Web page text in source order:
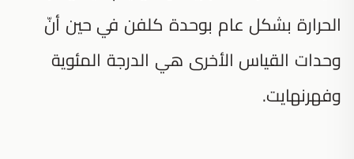
الحرارة بشكل عام بوحدة كلفن في حين أنّ
وحدات القياس الأخرى هي الدرجة المئوية
وفهرنهايت.